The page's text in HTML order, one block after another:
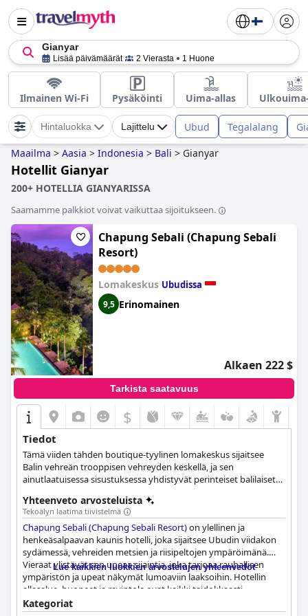
Gianyar
Lisää päivämäärät 2 Vierasta 1 Huone
Ilmainen Wi-Fi Pysäköinti Uima-allas
Hintaluokka Lajittelu Ubud Tegalalang
Maailma > Aasia > Indonesia > Bali > Gianyar
Hotellit Gianyar
200+ HOTELLIA GIANYARISSA
Saamamme palkkiot voivat vaikuttaa sijoitukseen.
Chapung Sebali (Chapung Sebali
Resort)
Lomakeskus Ubudissa
9,5 Erinomainen
Alkaen 222 $
Tarkista saatavuus
$
Tiedot
Tämä viiden tähden boutique-tyylinen lomakeskus sijaitsee
Balin vehreän trooppisen vehreyden keskellä, ja sen
ainutlaatuisessa sisustuksessa yhdistyvät perinteiset balilaiset
hienostunut tila, jossa vieraat tuntevat olonsa kotoisaksi. Sen
sviitit ja huvilat ovat kaikki tyylikkäästi sisustettuja ja tilavia, sen
kylpylä tarjoaa virkistäviä hoitoja rauhallisessa ympäristössä, ja
sen ravintoloissa ja baareissa tarjoillaan ihania ruokia ja juomia,
joita vieraat voivat maistella nauttiessaan henkeäsalpaavista
näköaloista ympäröiviin luonnonmaisemiin.
Yhteenveto arvosteluista
Tekoälyn laatima tiivistelmä
Chapung Sebali (Chapung Sebali Resort)on ylellinen ja
henkeäsalpaavan kaunis hotelli, joka sijaitsee Ubudin viidakon
sydämessä, vehreiden metsien ja riisipeltojen ympäröimänä.
Vieraat ylistävät sen upeaa sijaintia, joka tarjoaa rauhallisen
ympäristön ja upeat näkymät lumoaviin laaksoihin. Hotellin
allasalue, huoneet ja ravintola ovat kaikki taidokkaasti
suunniteltuja, mikä lisää sen rauhaisaa tunnelmaa.
Lue kaikkien luokkien arvostelujen yhteenvedot
Kategoriat